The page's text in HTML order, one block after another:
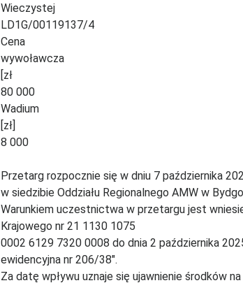
Wieczystej
LD1G/00119137/4
Cena
wywoławcza
[zł
80 000
Wadium
[zł]
8 000
Przetarg rozpocznie się w dniu 7 października
w siedzibie Oddziału Regionalnego AMW w
Warunkiem uczestnictwa w przetargu jest
Krajowego nr 21 1130 1075
0002 6129 7320 0008 do dnia 2 października
ewidencyjna nr 206/38".
Za datę wpływu uznaje się ujawnienie środków